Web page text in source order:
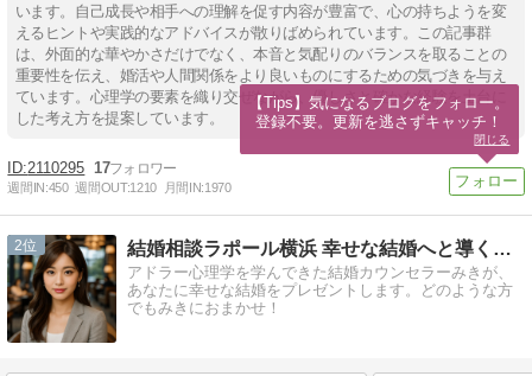
います。自己成長や相手への理解を促す内容が豊富で、心の持ちようを変
えるヒントや実践的なアドバイスが散りばめられています。この記事群
は、外面的な華やかさだけでなく、本音と気配りのバランスを取ることの
重要性を伝え、婚活や人間関係をより良いものにするための気づきを与え
ています。心理学の要素を織り交ぜながら、優しさと確かな経験を土台に
した考え方を提案しています。
2110295 17
週間IN:450 週間OUT:1210 月間IN:1970
2 結婚相談ラポール横浜 幸せな結婚へと導くお手伝いをいたします
アドラー心理学を学んできた結婚カウンセラーみきが、
あなたに幸せな結婚をプレゼントします。どのような方
でもみきにおまかせ！
【Tips】気になるブログをフォロー。
登録不要。更新を逃さずキャッチ！
閉じる